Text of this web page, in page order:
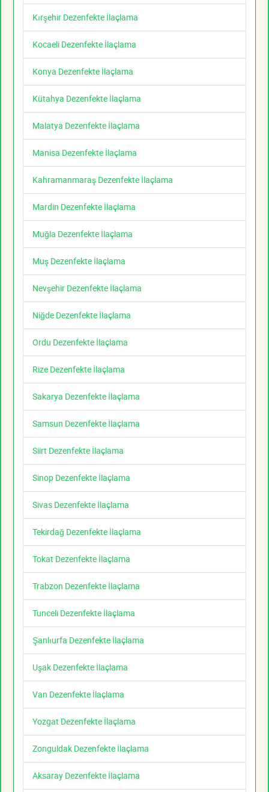
Kırşehir Dezenfekte İlaçlama
Kocaeli Dezenfekte İlaçlama
Konya Dezenfekte İlaçlama
Kütahya Dezenfekte İlaçlama
Malatya Dezenfekte İlaçlama
Manisa Dezenfekte İlaçlama
Kahramanmaraş Dezenfekte İlaçlama
Mardin Dezenfekte İlaçlama
Muğla Dezenfekte İlaçlama
Muş Dezenfekte İlaçlama
Nevşehir Dezenfekte İlaçlama
Niğde Dezenfekte İlaçlama
Ordu Dezenfekte İlaçlama
Rize Dezenfekte İlaçlama
Sakarya Dezenfekte İlaçlama
Samsun Dezenfekte İlaçlama
Siirt Dezenfekte İlaçlama
Sinop Dezenfekte İlaçlama
Sivas Dezenfekte İlaçlama
Tekirdağ Dezenfekte İlaçlama
Tokat Dezenfekte İlaçlama
Trabzon Dezenfekte İlaçlama
Tunceli Dezenfekte İlaçlama
Şanlıurfa Dezenfekte İlaçlama
Uşak Dezenfekte İlaçlama
Van Dezenfekte İlaçlama
Yozgat Dezenfekte İlaçlama
Zonguldak Dezenfekte İlaçlama
Aksaray Dezenfekte İlaçlama